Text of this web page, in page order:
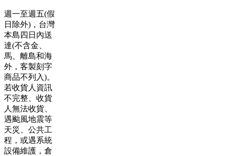
週一至週五(假
日除外)，台灣
本島四日內送
達(不含金、
馬、離島和海
外，客製刻字
商品不列入)。
若收貨人資訊
不完整、收貨
人無法收貨、
遇颱風地震等
天災、公共工
程，或遇系統
設備維護，倉